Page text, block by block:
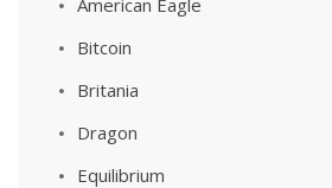
American Eagle
Bitcoin
Britania
Dragon
Equilibrium